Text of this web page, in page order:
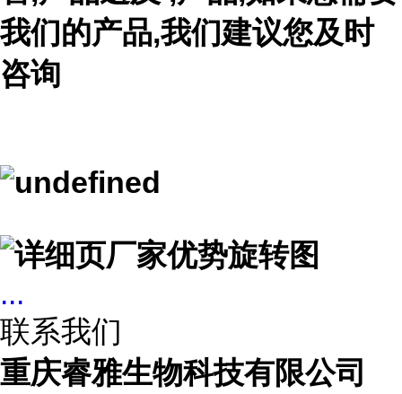
我们的产品,我们建议您及时
咨询
...
联系我们
重庆睿雅生物科技有限公司